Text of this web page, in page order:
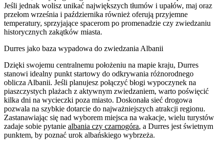
Jeśli jednak wolisz unikać największych tłumów i upałów, maj oraz
przełom września i października również oferują przyjemne
temperatury, sprzyjające spacerom po promenadzie czy zwiedzaniu
historycznych zakątków miasta.
Durres jako baza wypadowa do zwiedzania Albanii
Dzięki swojemu centralnemu położeniu na mapie kraju, Durres
stanowi idealny punkt startowy do odkrywania różnorodnego
oblicza Albanii. Jeśli planujesz połączyć błogi wypoczynek na
piaszczystych plażach z aktywnym zwiedzaniem, warto poświęcić
kilka dni na wycieczki poza miasto. Doskonała sieć drogowa
pozwala na szybkie dotarcie do najważniejszych atrakcji regionu.
Zastanawiając się nad wyborem miejsca na wakacje, wielu turystów
zadaje sobie pytanie albania czy czarnogóra, a Durres jest świetnym
punktem, by poznać urok albańskiego wybrzeża.